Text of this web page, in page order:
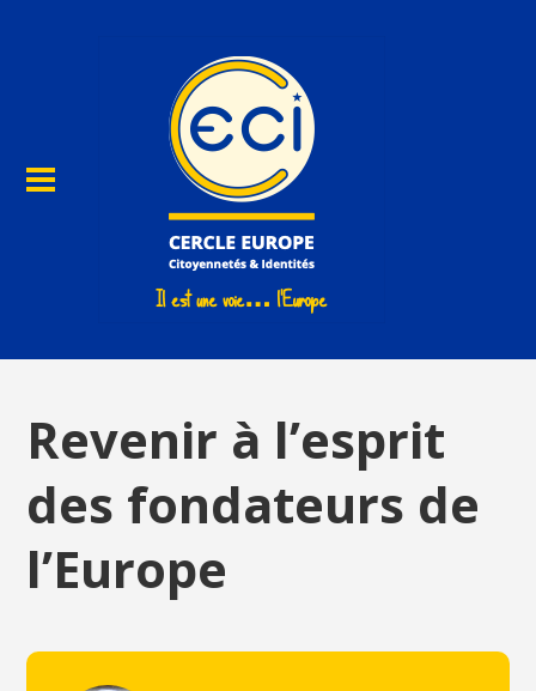
Revenir à l’esprit
des fondateurs de
l’Europe